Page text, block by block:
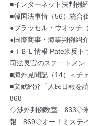
■インターネット法判
■韓国法事情（56）統
●ブラッセル・ウオッチ
●国際商事・海事判例紹
●ＩＢＬ情報 Pate米反ト
司法長官のステートメ
■海外見聞記（14）＜チ
■文献紹介「人民日報を
868
◇渉外判例教室…833◇
報…869◇オー！ミステ